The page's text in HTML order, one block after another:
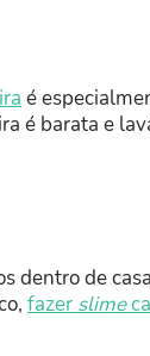
é
é barata e
dentro de
fazer slime